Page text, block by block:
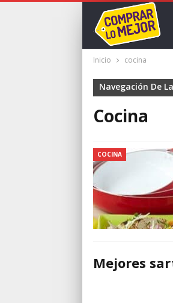
Inicio cocina
Navegación De
Cocina
COCINA
Mejores